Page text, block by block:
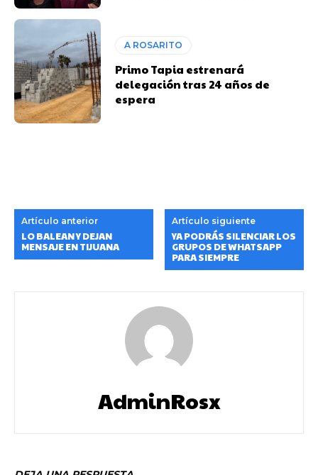
A ROSARITO
Primo Tapia estrenará
delegación tras 24 años de
espera
Artículo anterior
LO BALEAN Y DEJAN
MENSAJE EN TIJUANA
Artículo siguiente
YA PODRÁS SILENCIAR LOS
GRUPOS DE WHATSAPP
PARA SIEMPRE
AdminRosx